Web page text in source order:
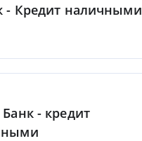
- Кредит наличными
- кредит